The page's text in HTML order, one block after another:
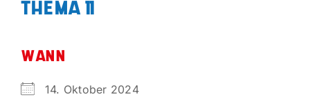
THEMA 11
WANN
14. Oktober 2024